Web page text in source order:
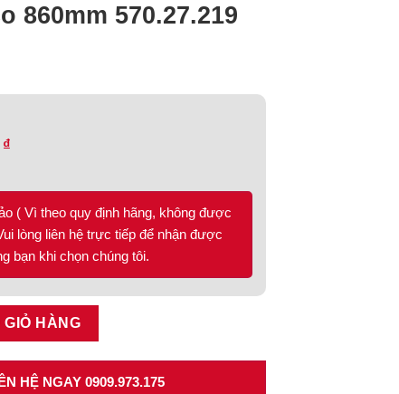
860mm 570.27.219
₫
( Vì theo quy định hãng, không được
lòng liên hệ trực tiếp để nhận được
bạn khi chọn chúng tôi.
số lượng
GIỎ HÀNG
HỆ NGAY 0909.973.175